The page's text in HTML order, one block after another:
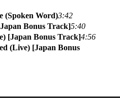
(Spoken Word)3:42
Bonus Track]5:40
[Japan Bonus Track]4:56
(Live) [Japan Bonus